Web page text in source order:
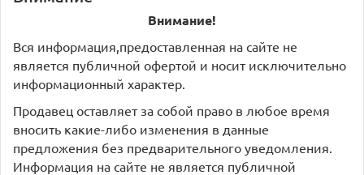
Внимание!
Вся информация,предоставленная на сайте не
является публичной офертой и носит исключительно
информационный характер.
Продавец оставляет за собой право в любое время
вносить какие-либо изменения в данные
предложения без предварительного уведомления.
Информация на сайте не является публичной